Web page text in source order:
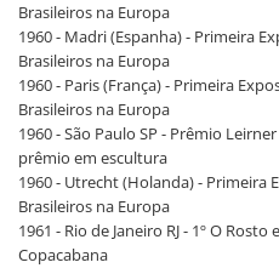
Brasileiros na Europa
1960 - Madri (Espanha) - Primeira
Brasileiros na Europa
1960 - Paris (França) - Primeira
Brasileiros na Europa
1960 - São Paulo SP - Prêmio
prêmio em escultura
1960 - Utrecht (Holanda) - Primeira
Brasileiros na Europa
1961 - Rio de Janeiro RJ - 1º O
Copacabana